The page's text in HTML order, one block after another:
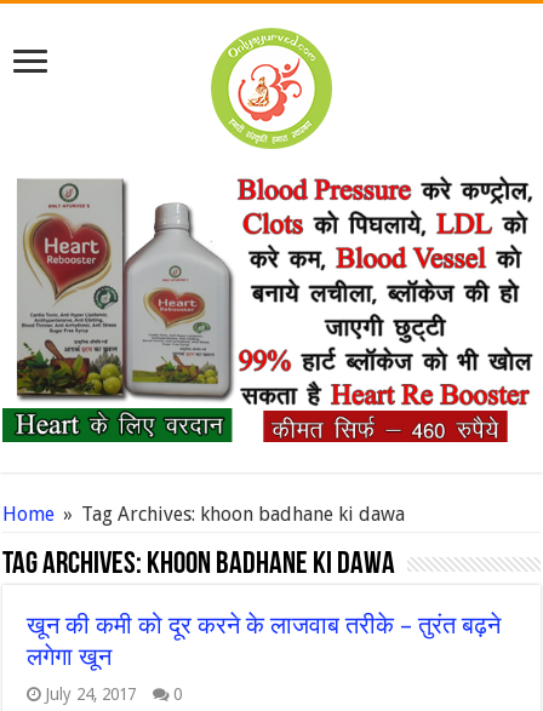
Home » Tag Archives: khoon badhane ki dawa
Tag Archives: khoon badhane ki dawa
खून की कमी को दूर करने के लाजवाब तरीके – तुरंत बढ़ने
लगेगा खून
July 24, 2017 0